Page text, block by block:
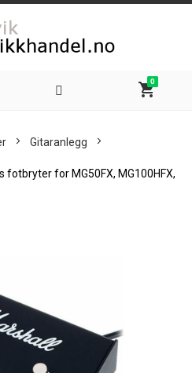
shopping_cart
0
Gitaranlegg
fotbryter for MG50FX, MG100HFX,